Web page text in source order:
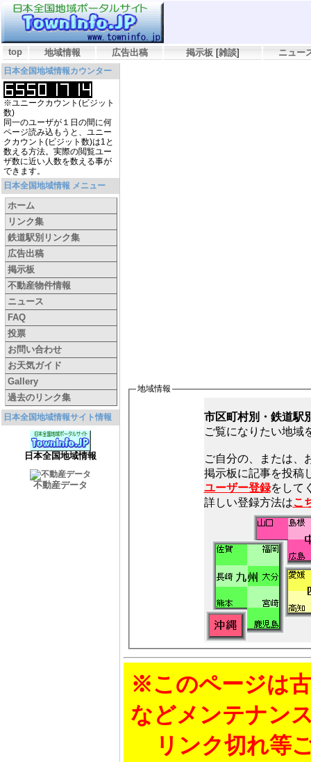
top 地域情報 広告出稿 掲示板 [雑談] ニュー
日本全国地域情報カウンター
※ユニークカウント(ビジット
数)
同一のユーザが１日の間に何
ページ読み込もうと、ユニー
クカウント(ビジット数)は1と
数える方法。実際の閲覧ユー
ザ数に近い人数を数える事が
できます。
日本全国地域情報 メニュー
ホーム
リンク集
鉄道駅別リンク集
広告出稿
掲示板
不動産物件情報
ニュース
FAQ
投票
お問い合わせ
お天気ガイド
Gallery
過去のリンク集
日本全国地域情報サイト情報
日本全国地域情報
不動産データ
地域情報
市区町村別・鉄道駅
ご覧になりたい地域
ご自分の、または、
ユーザー登録をして
詳しい登録方法はこ
※このページは
などメンテナン
リンク切れ等